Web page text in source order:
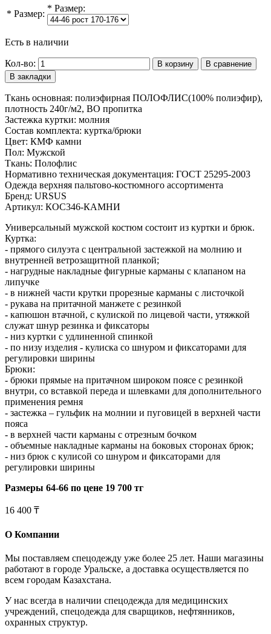
* Размер:
* Размер:
Есть в наличии
Кол-во: В корзину
В сравнение
В закладки
Ткань основная: полиэфирная ПОЛОФЛИС(100% полиэфир),
плотность 240г/м2, ВО пропитка
Застежка куртки: молния
Состав комплекта: куртка/брюки
Цвет: КМФ камни
Пол: Мужской
Ткань: Полофлис
Нормативно техническая документация: ГОСТ 25295-2003
Одежда верхняя пальтово-костюмного ассортимента
Бренд: URSUS
Артикул: КОС346-КАМНИ
Универсальный мужской костюм состоит из куртки и брюк.
Куртка:
- прямого силуэта с центральной застежкой на молнию и
внутренней ветрозащитной планкой;
- нагрудные накладные фигурные карманы с клапаном на
липучке
- в нижней части крутки прорезные карманы с листочкой
- рукава на притачной манжете с резинкой
- капюшон втачной, с кулиской по лицевой части, утяжкой
служат шнур резинка и фиксаторы
- низ куртки с удлиненной спинкой
- по низу изделия - кулиска со шнуром и фиксаторами для
регулировки ширины
Брюки:
- брюки прямые на притачном широком поясе с резинкой
внутри, со вставкой переда и шлевками для дополнительного
применения ремня
- застежка – гульфик на молнии и пуговицей в верхней части
пояса
- в верхней части карманы с отрезным бочком
- объемные накладные карманы на боковых сторонах брюк;
- низ брюк с кулисой со шнуром и фиксаторами для
регулировки ширины
Размеры 64-66 по цене 19 700 тг
16 400 ₸
О Компании
Мы поставляем спецодежду уже более 25 лет. Наши магазины
работают в городе Уральске, а доставка осуществляется по
всем городам Казахстана.
У нас всегда в наличии спецодежда для медицинских
учреждений, спецодежда для сварщиков, нефтянников,
охранных структур.